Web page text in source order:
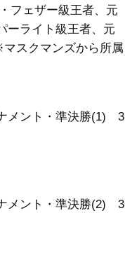
フェザー級王者、元
ーライト級王者、元
スクマンズから所属
メント・準決勝(1) 3
メント・準決勝(2) 3